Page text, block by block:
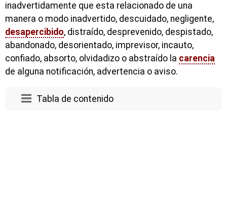
inadvertidamente que esta relacionado de una
manera o modo inadvertido, descuidado, negligente,
desapercibido, distraído, desprevenido, despistado,
abandonado, desorientado, imprevisor, incauto,
confiado, absorto, olvidadizo o abstraído la carencia
de alguna notificación, advertencia o aviso.
Tabla de contenido